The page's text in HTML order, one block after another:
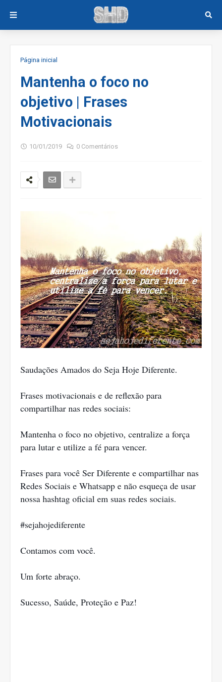
Página inicial
Mantenha o foco no
objetivo | Frases
Motivacionais
10/01/2019 0 Comentários
Saudações Amados do Seja Hoje Diferente.
Frases motivacionais e de reflexão para
compartilhar nas redes sociais:
Mantenha o foco no objetivo, centralize a força
para lutar e utilize a fé para vencer.
Frases para você Ser Diferente e compartilhar nas
Redes Sociais e Whatsapp e não esqueça de usar
nossa hashtag oficial em suas redes sociais.
#sejahojediferente
Contamos com você.
Um forte abraço.
Sucesso, Saúde, Proteção e Paz!